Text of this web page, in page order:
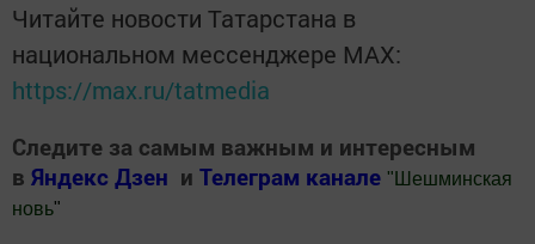
Читайте новости Татарстана в
национальном мессенджере MАХ:
https://max.ru/tatmedia
Следите за самым важным и интересным
в Яндекс Дзен и Телеграм канале " Шешминская
новь"